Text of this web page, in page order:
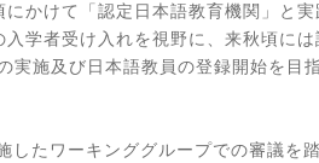
にかけて「認定日本語教育機関」と実
入学者受け入れを視野に、来秋頃に
実施及び日本語教員の登録開始を目
たワーキンググループでの審議を